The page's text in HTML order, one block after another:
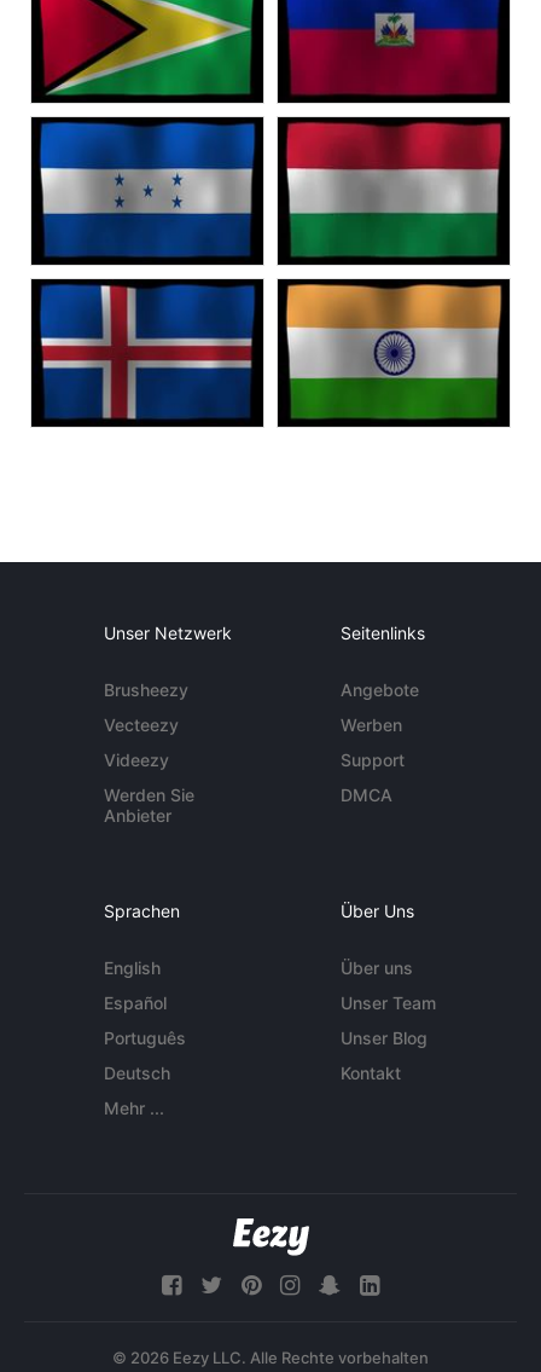
Unser Netzwerk
Brusheezy
Vecteezy
Videezy
Werden Sie
Anbieter
Seitenlinks
Angebote
Werben
Support
DMCA
Sprachen
English
Español
Português
Deutsch
Mehr ...
Über Uns
Über uns
Unser Team
Unser Blog
Kontakt
© 2026 Eezy LLC. Alle Rechte vorbehalten